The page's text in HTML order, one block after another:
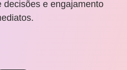
decisões e engajamento